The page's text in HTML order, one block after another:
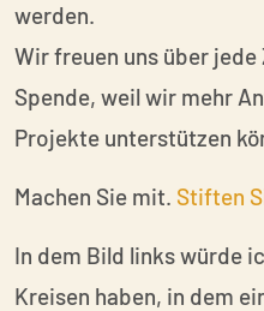
werden.
Wir freuen uns über
Spende, weil wir mehr
Projekte unterstützen
Machen Sie mit. Stiften
In dem Bild links würde
Kreisen haben, in dem